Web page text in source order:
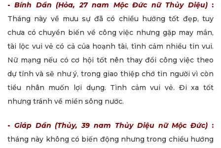
-Bính Dần (Hỏa, 27 nam Mộc Đức nữ Thủy Diệu) :
Tháng này về mưu sự đã có chiều hướng tốt đẹp, tuy
chưa có chuyển biến về công việc nhưng gặp may mắn,
tài lộc vui vẻ có cả của hoạnh tài, tình cảm nhiều tin vui.
Nữ mạng nếu có cơ hội tốt nên thay đổi công việc theo
dự tính và sẽ như ý, trong giao thiệp chớ tin người vì còn
tiểu nhân muốn lợi dụng. Tình cảm vui vẻ. Đi xa tốt
nhưng tránh về miền sông nước.
- Giáp Dần (Thủy, 39 nam Thủy Diệu nữ Mộc Đức) :
tháng này không có biến động nhưng trong chiều hướng